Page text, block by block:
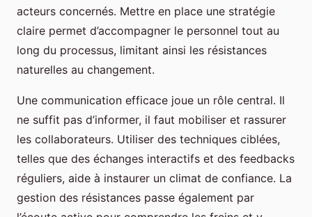
acteurs concernés. Mettre en place une stratégie
claire permet d’accompagner le personnel tout au
long du processus, limitant ainsi les résistances
naturelles au changement.
Une communication efficace joue un rôle central. Il
ne suffit pas d’informer, il faut mobiliser et rassurer
les collaborateurs. Utiliser des techniques ciblées,
telles que des échanges interactifs et des feedbacks
réguliers, aide à instaurer un climat de confiance. La
gestion des résistances passe également par